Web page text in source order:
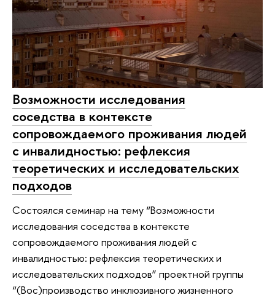
Возможности исследования
соседства в контексте
сопровождаемого проживания людей
с инвалидностью: рефлексия
теоретических и исследовательских
подходов
Состоялся семинар на тему “Возможности
исследования соседства в контексте
сопровождаемого проживания людей с
инвалидностью: рефлексия теоретических и
исследовательских подходов” проектной группы
“(Вос)производство инклюзивного жизненного